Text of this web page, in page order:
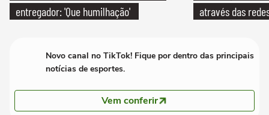
entregador: 'Que humilhação'
através das
Novo canal no TikTok! Fique por dentro das principais
notícias de esportes.
Vem conferir